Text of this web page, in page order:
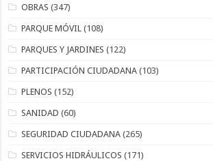
OBRAS (347)
PARQUE MÓVIL (108)
PARQUES Y JARDINES (122)
PARTICIPACIÓN CIUDADANA (103)
PLENOS (152)
SANIDAD (60)
SEGURIDAD CIUDADANA (265)
SERVICIOS HIDRÁULICOS (171)